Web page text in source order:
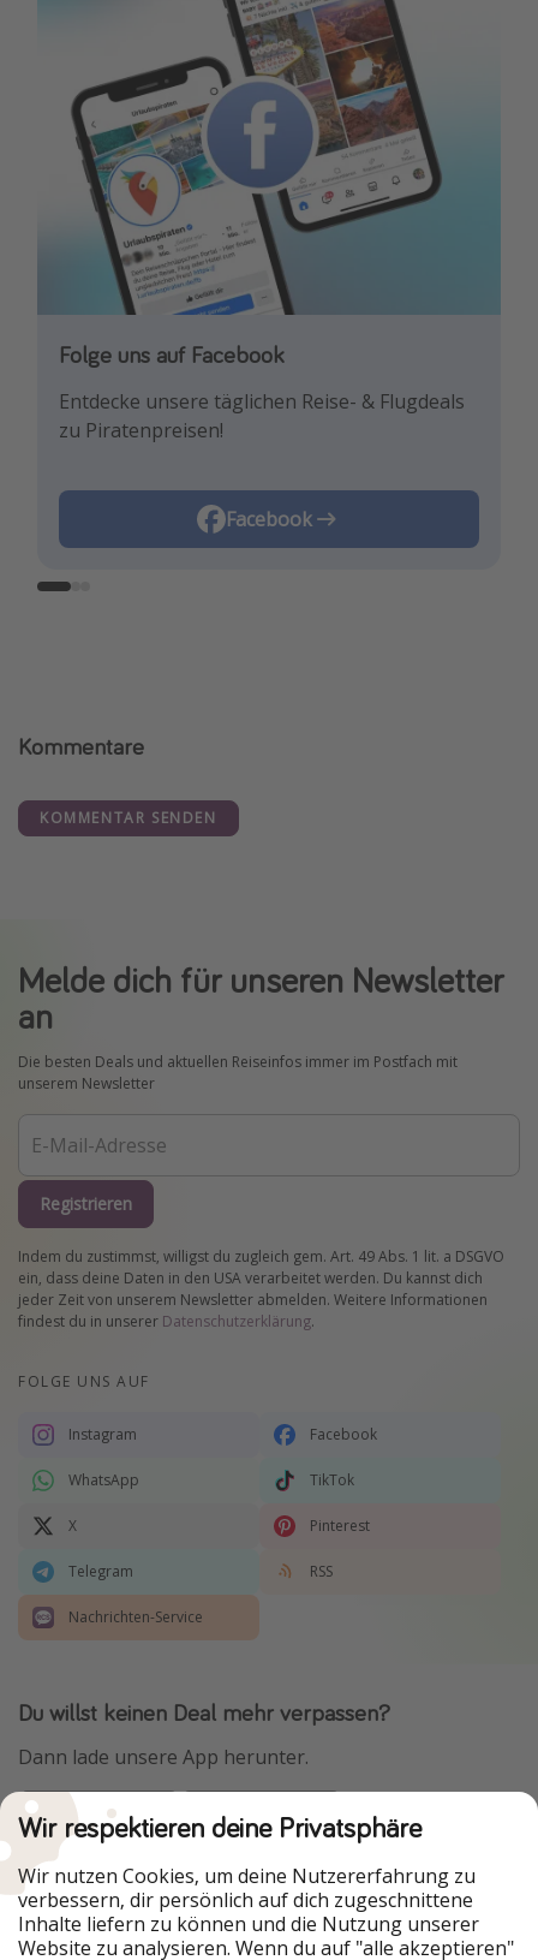
Folge uns auf Facebook
Entdecke unsere täglichen Reise- & Flugdeals
zu Piratenpreisen!
Facebook
Folge uns auf Instagram
Lass uns dich mit den neuesten Reisetrends &
besten Reisedeals inspirieren!
Instagram
Folge uns auf TikTok!
Für die heißesten Deals und die besten
Reisehacks!
TikTok
Kommentare
KOMMENTAR SENDEN
Melde dich für unseren Newsletter
an
Die besten Deals und aktuellen Reiseinfos immer im Postfach mit
unserem Newsletter
Registrieren
Indem du zustimmst, willigst du zugleich gem. Art. 49 Abs. 1 lit. a DSGVO
ein, dass deine Daten in den USA verarbeitet werden. Du kannst dich
jeder Zeit von unserem Newsletter abmelden. Weitere Informationen
findest du in unserer Datenschutzerklärung.
FOLGE UNS AUF
Instagram Facebook
WhatsApp TikTok
X Pinterest
Telegram RSS
Nachrichten-Service
Du willst keinen Deal mehr verpassen?
Dann lade unsere App herunter.
Urlaubspiraten ist Teil der HolidayPirates Group
Unsere Märkte
Wir respektieren deine Privatsphäre
Wir nutzen Cookies, um deine Nutzererfahrung zu
verbessern, dir persönlich auf dich zugeschnittene
Inhalte liefern zu können und die Nutzung unserer
Website zu analysieren. Wenn du auf "alle akzeptieren"